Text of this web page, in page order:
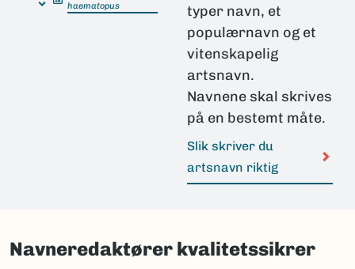
haematopus
typer navn, et
populærnavn og et
vitenskapelig
artsnavn.
Navnene skal skrives
på en bestemt måte.
Slik skriver du
artsnavn riktig
Navneredaktører kvalitetssikrer